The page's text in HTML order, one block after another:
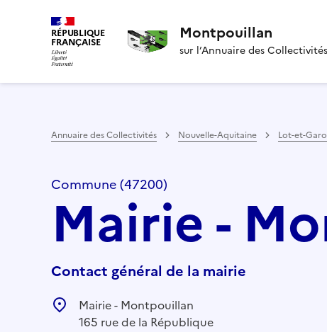
RÉPUBLIQUE
FRANÇAISE Montpouillan
sur l’Annuaire des Collectivités
Annuaire des Collectivités Nouvelle-Aquitaine Lot-et-
Commune (47200)
Mairie -
Contact général de la mairie
Mairie - Montpouillan
165 rue de la République